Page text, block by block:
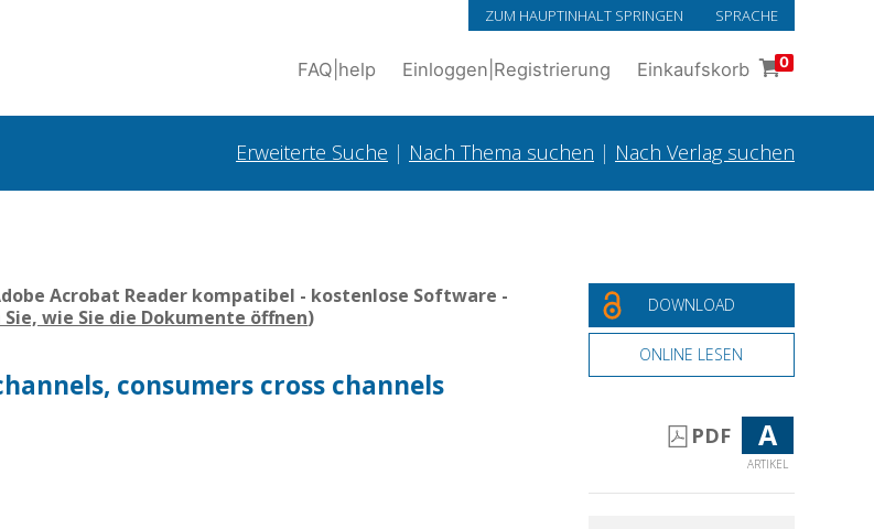
ZUM HAUPTINHALT SPRINGEN SPRACHE
FAQ help Einloggen Registrierung Einkaufskorb 0
Erweiterte Suche | Nach Thema suchen | Nach Verlag suchen
Acrobat Reader kompatibel - kostenlose Software -
wie Sie die Dokumente öffnen)
consumers cross channels
DOWNLOAD
ONLINE LESEN
PDF A
ARTIKEL